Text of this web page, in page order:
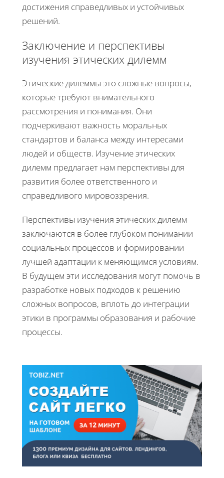
достижения справедливых и устойчивых
решений.
Заключение и перспективы
изучения этических дилемм
Этические дилеммы это сложные вопросы,
которые требуют внимательного
рассмотрения и понимания. Они
подчеркивают важность моральных
стандартов и баланса между интересами
людей и обществ. Изучение этических
дилемм предлагает нам перспективы для
развития более ответственного и
справедливого мировоззрения.
Перспективы изучения этических дилемм
заключаются в более глубоком понимании
социальных процессов и формировании
лучшей адаптации к меняющимся условиям.
В будущем эти исследования могут помочь в
разработке новых подходов к решению
сложных вопросов, вплоть до интеграции
этики в программы образования и рабочие
процессы.